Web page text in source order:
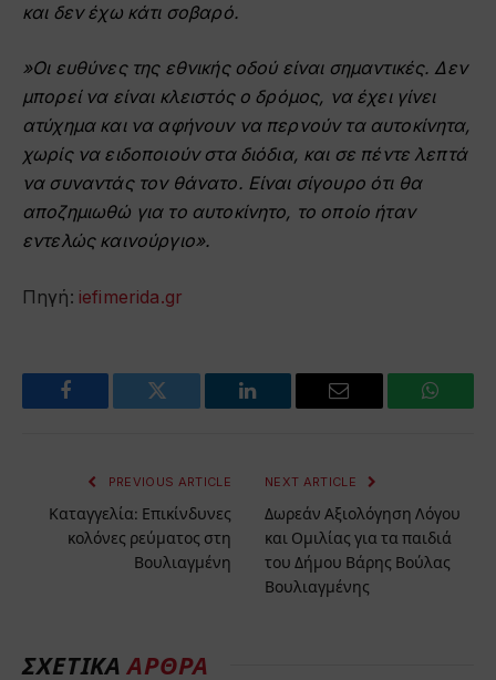
και δεν έχω κάτι σοβαρό.
»Οι ευθύνες της εθνικής οδού είναι σημαντικές. Δεν
μπορεί να είναι κλειστός ο δρόμος, να έχει γίνει
ατύχημα και να αφήνουν να περνούν τα αυτοκίνητα,
χωρίς να ειδοποιούν στα διόδια, και σε πέντε λεπτά
να συναντάς τον θάνατο. Είναι σίγουρο ότι θα
αποζημιωθώ για το αυτοκίνητο, το οποίο ήταν
εντελώς καινούργιο».
Πηγή: iefimerida.gr
Facebook Twitter LinkedIn Email
PREVIOUS ARTICLE
Καταγγελία: Επικίνδυνες
κολόνες ρεύματος στη
Βουλιαγμένη
NEXT ARTICLE
Δωρεάν Αξιολόγηση Λόγου
και Ομιλίας για τα παιδιά
του Δήμου Βάρης Βούλας
Βουλιαγμένης
ΣΧΕΤΙΚΆΆΡΘΡΑ